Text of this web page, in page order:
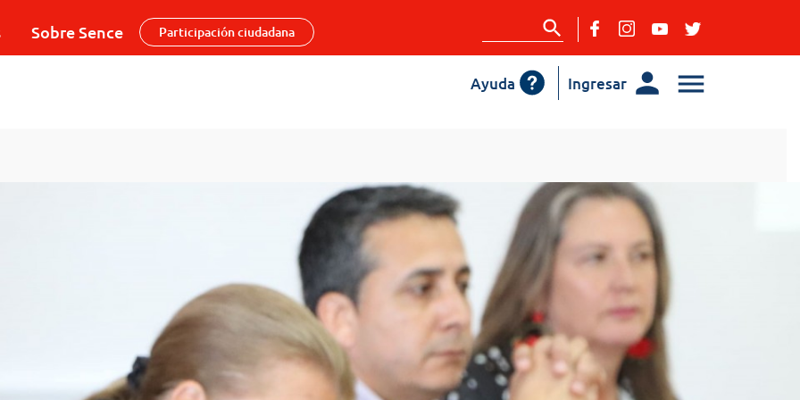
Sobre Sence Participación ciudadana
Ingresar
Ayuda